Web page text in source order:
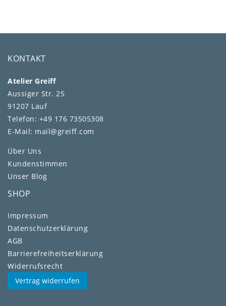
KONTAKT
Atelier Greiff
Aussiger Str. 25
91207 Lauf
Telefon: +49 176 73505308
E-Mail: mail@greiff.com
Über Uns
Kundenstimmen
Unser Blog
SHOP
Impressum
Daten­schutz­erklärung
AGB
Barrierefreiheitserklärung
Widerrufs­recht
Vertrag widerrufen